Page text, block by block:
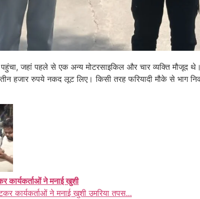
जहां पहले से एक अन्य मोटरसाइकिल और चार व्यक्ति मौजूद
हजार रुपये नकद लूट लिए। किसी तरह फरियादी मौके से भाग
कार्यकर्ताओं ने मनाई खुशी
कार्यकर्ताओं ने मनाई खुशी उमरिया तपस...